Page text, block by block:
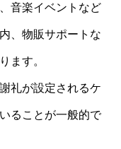
音楽イベントなど
、物販サポートな
ます。
礼が設定されるケ
ることが一般的で